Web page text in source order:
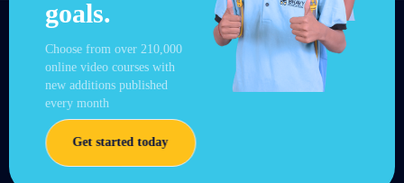
goals.
Choose from over 210,000
online video courses with
new additions published
every month
Get started today